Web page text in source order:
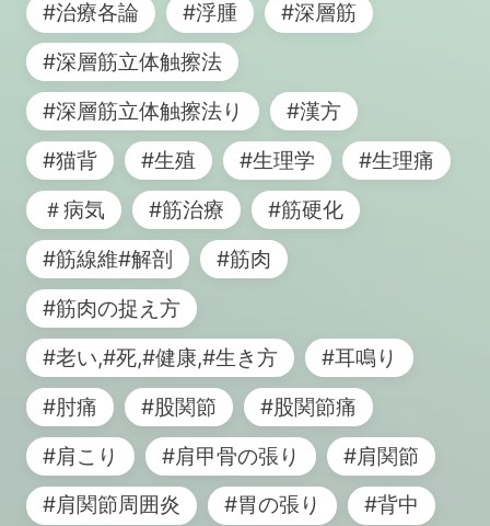
#治療各論
#浮腫
#深層筋
#深層筋立体触擦法
#深層筋立体触擦法り
#漢方
#猫背
#生殖 #生理学
#生理痛
＃病気
#筋治療
#筋硬化
#筋線維#解剖
#筋肉
#筋肉の捉え方
#老い,#死,#健康,#生き方
#耳鳴り
#肘痛
#股関節
#股関節痛
#肩こり
#肩甲骨の張り
#肩関節
#肩関節周囲炎
#胃の張り
#背中